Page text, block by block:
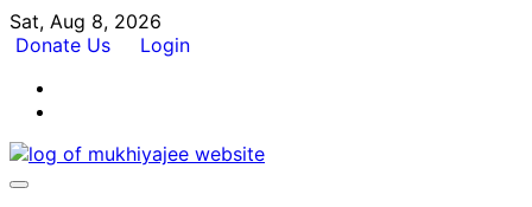
Skip
to
Sat, Aug 8, 2026
Donate Us
Login